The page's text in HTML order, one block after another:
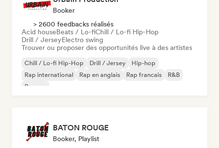
Booker
> 2600 feedbacks réalisés
Acid houseBeats / Lo-fiChill / Lo-fi Hip-Hop
Drill / JerseyElectro swing
Trouver ou proposer des opportunités live à des artistes
Chill / Lo-fi Hip-Hop Drill / Jersey
Hip-hop
Rap international
Rap en anglais Rap francais
R&B
Reggae
BATON ROUGE
Booker, Playlist